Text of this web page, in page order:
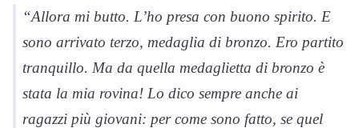
“Allora mi butto. L’ho presa con buono spirito. E
sono arrivato terzo, medaglia di bronzo. Ero partito
tranquillo. Ma da quella medaglietta di bronzo è
stata la mia rovina! Lo dico sempre anche ai
ragazzi più giovani: per come sono fatto, se quel